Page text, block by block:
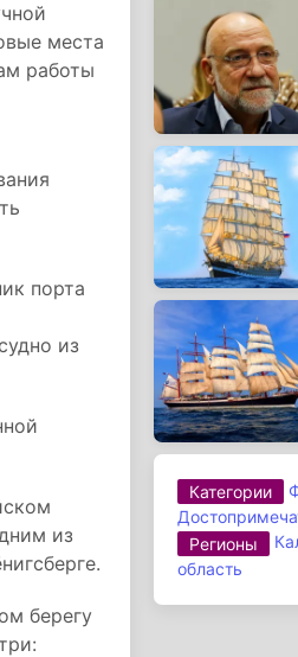
места
работы
порта
из
из
берегу
Категории
Регионы
область